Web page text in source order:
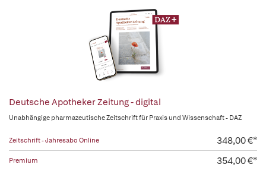
Deutsche Apotheker Zeitung - digital
Unabhängige pharmazeutische Zeitschrift für Praxis und Wissenschaft - DAZ
Zeitschrift - Jahresabo Online 348,00 €*
Premium 354,00 €*